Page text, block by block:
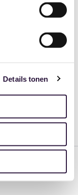
Details tonen
by